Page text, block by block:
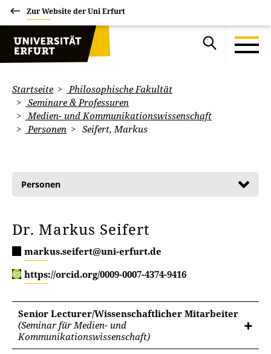
Zur Website der Uni Erfurt
Startseite
Philosophische Fakultät
Seminare & Professuren
Medien- und Kommunikationswissenschaft
Personen
Seifert, Markus
Personen
Dr. Markus Seifert
markus.seifert@uni-erfurt.de
https://orcid.org/0009-0007-4374-9416
Senior Lecturer/Wissenschaftlicher Mitarbeiter
(Seminar für Medien- und
Kommunikationswissenschaft)